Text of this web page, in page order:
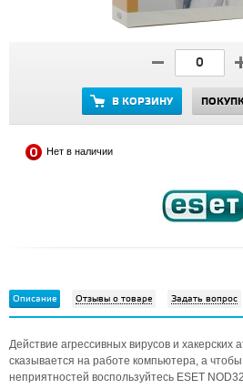
В КОРЗИНУ
Нет в наличии
Описание Отзывы о товаре Задать вопрос
Действие агрессивных вирусов и хакерских
сказывается на работе компьютера, а
неприятностей воспользуйтесь ESET